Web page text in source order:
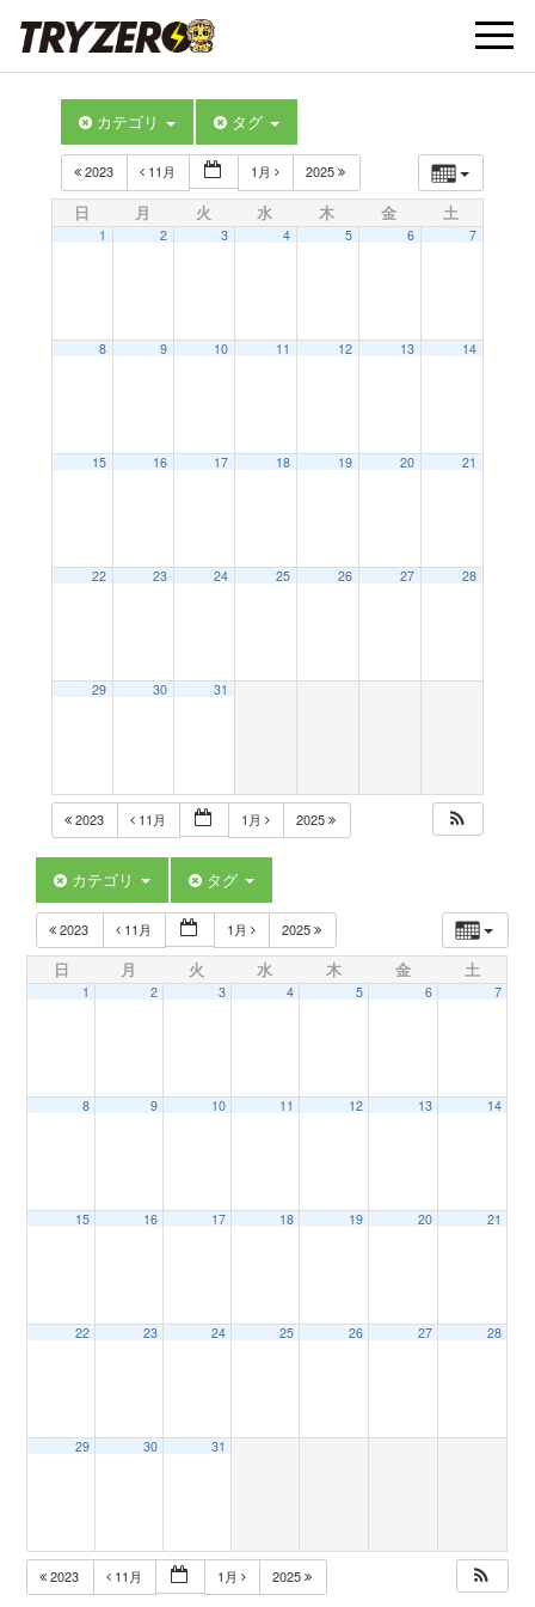
t
t
i
カテゴリ タグ
2023 11月 1月 2025
日 月 火 水 木 金 土
1 2 3 4 5 6 7
8 9 10 11 12 13 14
15 16 17 18 19 20 21
22 23 24 25 26 27 28
29 30 31
2023 11月 1月 2025
カテゴリ タグ
2023 11月 1月 2025
日 月 火 水 木 金 土
1 2 3 4 5 6 7
8 9 10 11 12 13 14
15 16 17 18 19 20 21
22 23 24 25 26 27 28
29 30 31
2023 11月 1月 2025